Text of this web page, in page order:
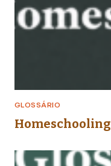
GLOSSÁRIO
Homeschooling